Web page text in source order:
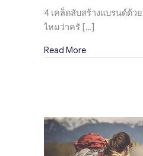
4 เคล็ดลับสร้างแบรนด์ด้ว
ไหมว่าครั […]
Read Moreabout การสร้